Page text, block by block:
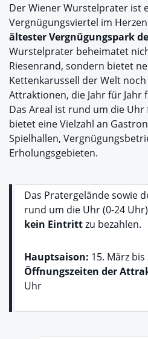
Der Wiener Wurstelprater ist
Vergnügungsviertel im
ältester Vergnügungspark
Wurstelprater beheimatet
Riesenrand, sondern bietet
Kettenkarussell der Welt
Attraktionen, die Jahr für Jahr
Das Areal ist rund um die
bietet eine Vielzahl an
Spielhallen,
Erholungsgebieten.
Das Pratergelände sowie
rund um die Uhr (0-24
kein Eintrittzu bezahlen.
Hauptsaison: 15. März
Öffnungszeiten der
Uhr